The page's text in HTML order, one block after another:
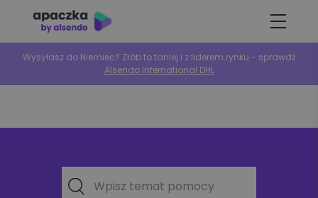
Wysyłasz do Niemiec? Zrób to taniej i z liderem rynku - sprawdź
Alsendo International DHL
Wpisz temat pomocy